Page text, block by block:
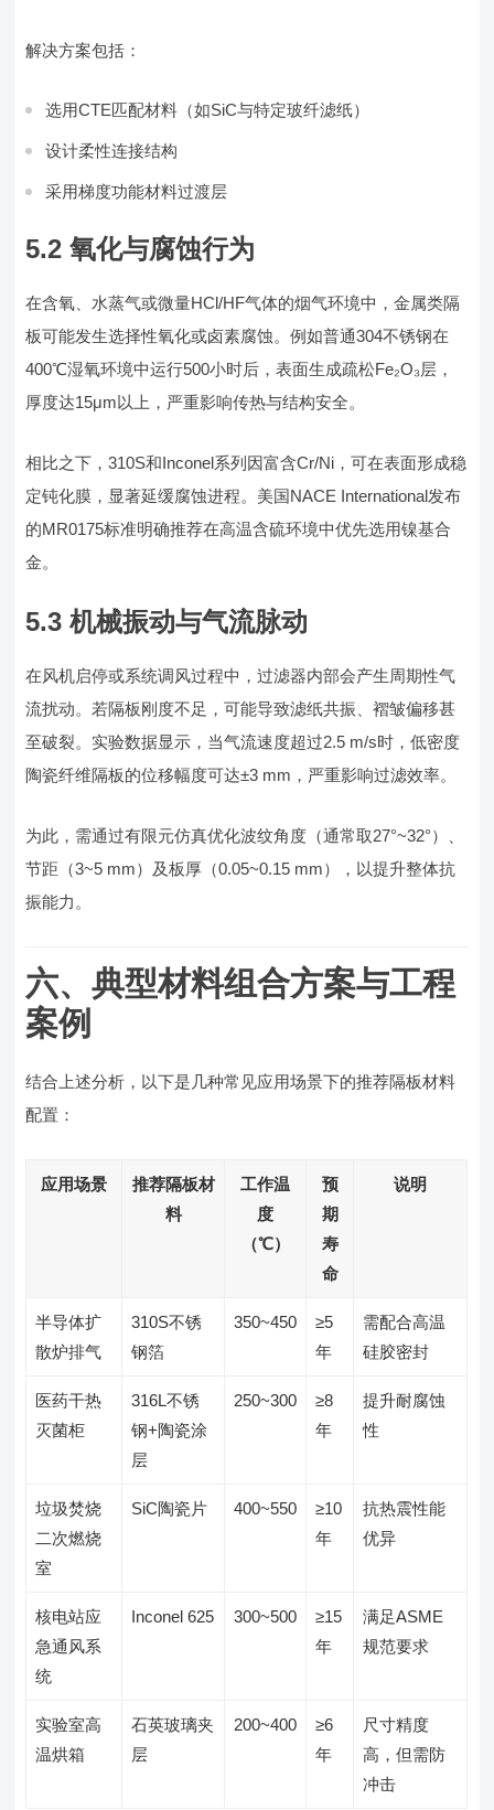
解决方案包括：
选用CTE匹配材料（如SiC与特定玻纤滤纸）
设计柔性连接结构
采用梯度功能材料过渡层
5.2 氧化与腐蚀行为
在含氧、水蒸气或微量HCl/HF气体的烟气环境中，金属类隔
板可能发生选择性氧化或卤素腐蚀。例如普通304不锈钢在
400℃湿氧环境中运行500小时后，表面生成疏松Fe₂O₃层，
厚度达15μm以上，严重影响传热与结构安全。
相比之下，310S和Inconel系列因富含Cr/Ni，可在表面形成稳
定钝化膜，显著延缓腐蚀进程。美国NACE International发布
的MR0175标准明确推荐在高温含硫环境中优先选用镍基合
金。
5.3 机械振动与气流脉动
在风机启停或系统调风过程中，过滤器内部会产生周期性气
流扰动。若隔板刚度不足，可能导致滤纸共振、褶皱偏移甚
至破裂。实验数据显示，当气流速度超过2.5 m/s时，低密度
陶瓷纤维隔板的位移幅度可达±3 mm，严重影响过滤效率。
为此，需通过有限元仿真优化波纹角度（通常取27°~32°）、
节距（3~5 mm）及板厚（0.05~0.15 mm），以提升整体抗
振能力。
六、典型材料组合方案与工程
案例
结合上述分析，以下是几种常见应用场景下的推荐隔板材料
配置：
应用场景
推荐隔板材
料
工作温
度
（℃）
预
期
寿
命
说明
半导体扩
散炉排气
310S不锈
钢箔
350~450
≥5
年
需配合高温
硅胶密封
医药干热
灭菌柜
316L不锈
钢+陶瓷涂
层
250~300
≥8
年
提升耐腐蚀
性
垃圾焚烧
二次燃烧
室
SiC陶瓷片 400~550
≥10
年
抗热震性能
优异
核电站应
急通风系
统
Inconel 625 300~500
≥15
年
满足ASME
规范要求
实验室高
温烘箱
石英玻璃夹
层
200~400
≥6
年
尺寸精度
高，但需防
冲击